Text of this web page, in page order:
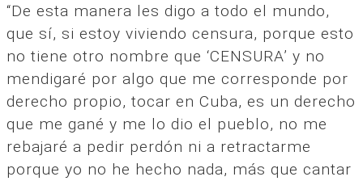
“De esta manera les digo a todo el mundo,
que sí, si estoy viviendo censura, porque esto
no tiene otro nombre que ‘CENSURA’ y no
mendigaré por algo que me corresponde por
derecho propio, tocar en Cuba, es un derecho
que me gané y me lo dio el pueblo, no me
rebajaré a pedir perdón ni a retractarme
porque yo no he hecho nada, más que cantar